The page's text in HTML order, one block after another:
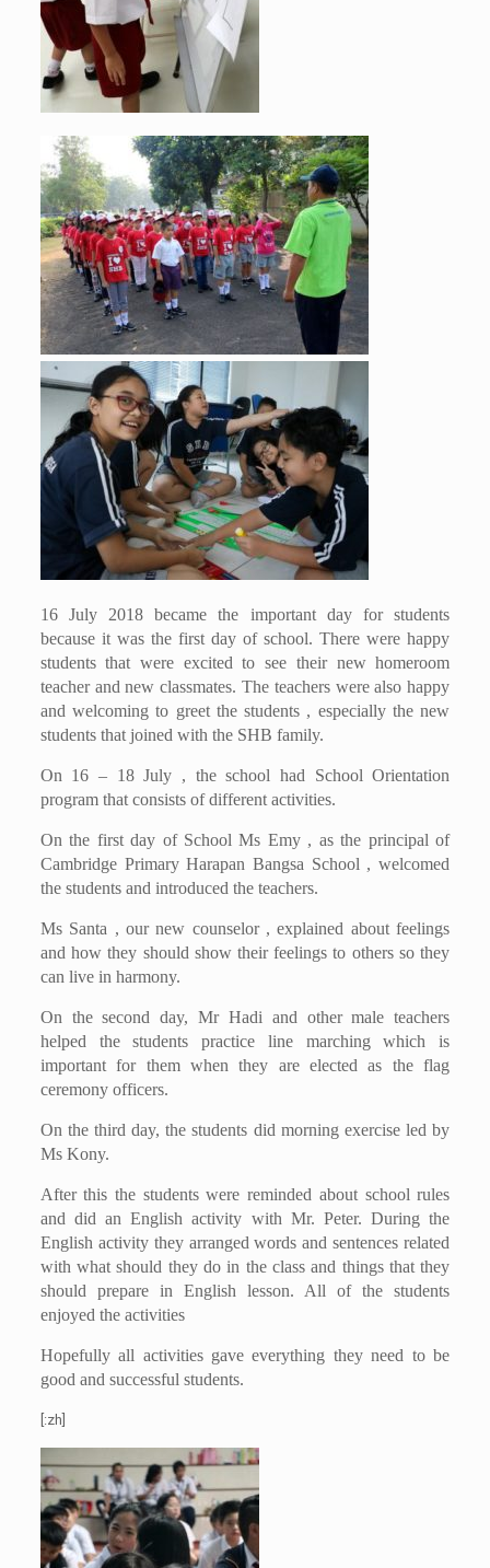
16 July 2018 became the important day for students
because it was the first day of school. There were happy
students that were excited to see their new homeroom
teacher and new classmates. The teachers were also happy
and welcoming to greet the students , especially the new
students that joined with the SHB family.
On 16 – 18 July , the school had School Orientation
program that consists of different activities.
On the first day of School Ms Emy , as the principal of
Cambridge Primary Harapan Bangsa School , welcomed
the students and introduced the teachers.
Ms Santa , our new counselor , explained about feelings
and how they should show their feelings to others so they
can live in harmony.
On the second day, Mr Hadi and other male teachers
helped the students practice line marching which is
important for them when they are elected as the flag
ceremony officers.
On the third day, the students did morning exercise led by
Ms Kony.
After this the students were reminded about school rules
and did an English activity with Mr. Peter. During the
English activity they arranged words and sentences related
with what should they do in the class and things that they
should prepare in English lesson. All of the students
enjoyed the activities
Hopefully all activities gave everything they need to be
good and successful students.
[:zh]